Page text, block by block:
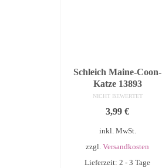
Schleich Maine-Coon-
Katze 13893
NICHT BEWERTET
3,99€
inkl. MwSt.
zzgl.Versandkosten
Lieferzeit: 2 - 3 Tage